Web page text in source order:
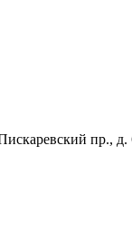
пр., д.